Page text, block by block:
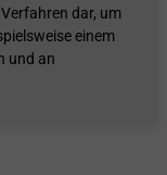
dar, um
einem
und an